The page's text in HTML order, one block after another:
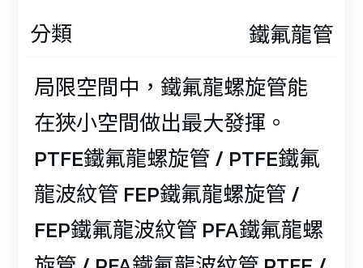
分類
鐵氟龍管
局限空間中，鐵氟龍螺旋管能
在狹小空間做出最大發揮。
PTFE鐵氟龍螺旋管 / PTFE鐵氟
龍波紋管 FEP鐵氟龍螺旋管 /
FEP鐵氟龍波紋管 PFA鐵氟龍螺